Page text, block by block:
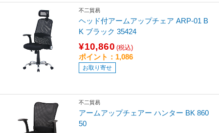
不二貿易
ヘッド付アームアップチェア ARP-01 B
K ブラック 35424
¥10,860 (税込)
ポイント：1,086
お取り寄せ
不二貿易
アームアップチェアー ハンター BK 860
50